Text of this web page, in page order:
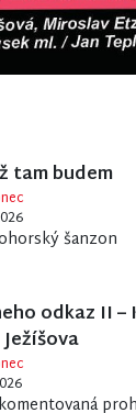
tam budem
šanzon
odkaz II